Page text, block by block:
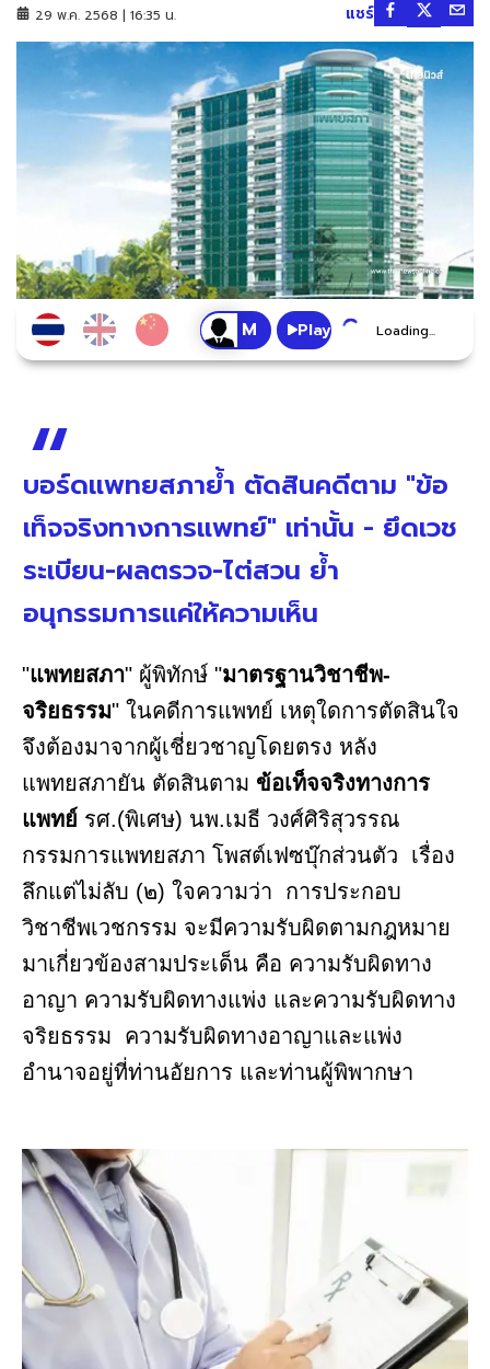
29 พ.ค. 2568 | 16:35 น. แชร์
Play Loading...
บอร์ดแพทยสภาย้ำ ตัดสินคดีตาม "ข้อ
เท็จจริงทางการแพทย์" เท่านั้น - ยึดเวช
ระเบียน-ผลตรวจ-ไต่สวน ย้ำ
อนุกรรมการแค่ให้ความเห็น
"แพทยสภา" ผู้พิทักษ์ "มาตรฐานวิชาชีพ-
จริยธรรม" ในคดีการแพทย์ เหตุใดการตัดสินใจ
จึงต้องมาจากผู้เชี่ยวชาญโดยตรง หลัง
แพทยสภายัน ตัดสินตาม ข้อเท็จจริงทางการ
แพทย์ รศ.(พิเศษ) นพ.เมธี วงศ์ศิริสุวรรณ
กรรมการแพทยสภา โพสต์เฟซบุ๊กส่วนตัว เรื่อง
ลึกแต่ไม่ลับ (๒) ใจความว่า การประกอบ
วิชาชีพเวชกรรม จะมีความรับผิดตามกฎหมาย
มาเกี่ยวข้องสามประเด็น คือ ความรับผิดทาง
อาญา ความรับผิดทางแพ่ง และความรับผิดทาง
จริยธรรม ความรับผิดทางอาญาและแพ่ง
อำนาจอยู่ที่ท่านอัยการ และท่านผู้พิพากษา